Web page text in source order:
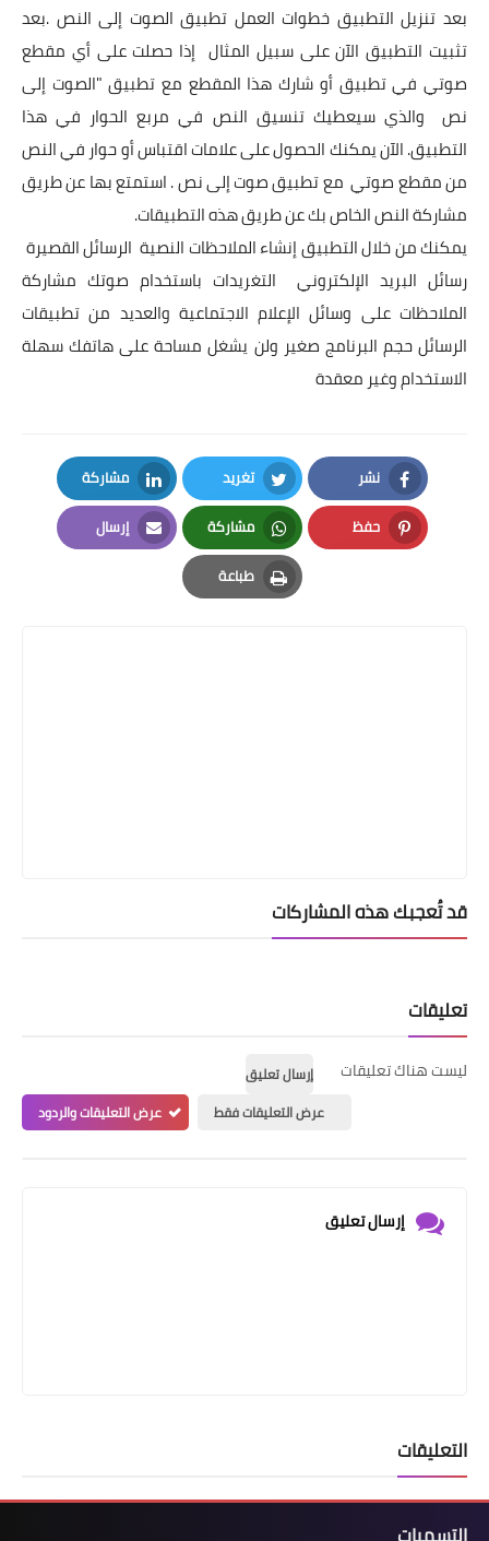
بعد تنزيل التطبيق خطوات العمل تطبيق الصوت إلى النص .بعد
تثبيت التطبيق الآن على سبيل المثال إذا حصلت على أي مقطع
صوتي في تطبيق أو شارك هذا المقطع مع تطبيق "الصوت إلى
نص والذي سيعطيك تنسيق النص في مربع الحوار في هذا
التطبيق. الآن يمكنك الحصول على علامات اقتباس أو حوار في النص
من مقطع صوتي مع تطبيق صوت إلى نص . استمتع بها عن طريق
مشاركة النص الخاص بك عن طريق هذه التطبيقات.
يمكنك من خلال التطبيق إنشاء الملاحظات النصية الرسائل القصيرة
رسائل البريد الإلكتروني التغريدات باستخدام صوتك مشاركة
الملاحظات على وسائل الإعلام الاجتماعية والعديد من تطبيقات
الرسائل حجم البرنامج صغير ولن يشغل مساحة على هاتفك سهلة
الاستخدام وغير معقدة
نشر
Facebook
تغريد
Twitter
مشاركة
LinkedIn
حفظ
Pinterest
مشاركة
Whatsapp
إرسال
Email
طباعة
Print
قد تُعجبك هذه المشاركات
تعليقات
ليست هناك تعليقات
إرسال تعليق
عرض التعليقات فقط
عرض التعليقات والردود
إرسال تعليق
التعليقات